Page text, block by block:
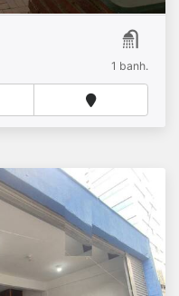
1 banh.
PARA